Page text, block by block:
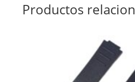
Productos